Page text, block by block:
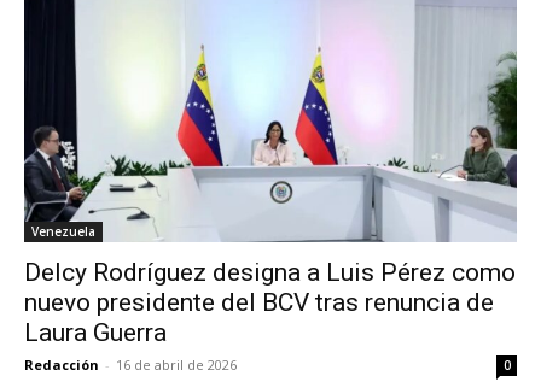
Venezuela
Delcy Rodríguez designa a Luis Pérez como
nuevo presidente del BCV tras renuncia de
Laura Guerra
Redacción - 16 de abril de 2026 0